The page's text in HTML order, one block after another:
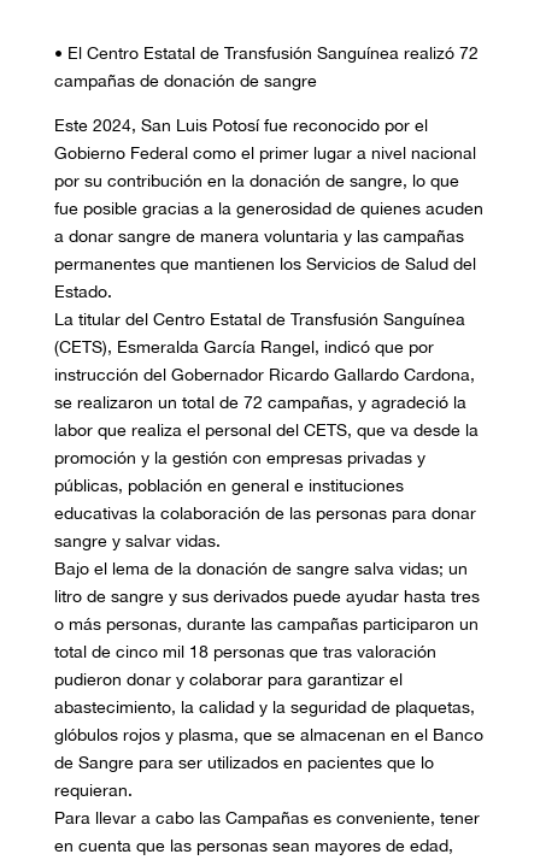
• El Centro Estatal de Transfusión Sanguínea realizó 72
campañas de donación de sangre
Este 2024, San Luis Potosí fue reconocido por el
Gobierno Federal como el primer lugar a nivel nacional
por su contribución en la donación de sangre, lo que
fue posible gracias a la generosidad de quienes acuden
a donar sangre de manera voluntaria y las campañas
permanentes que mantienen los Servicios de Salud del
Estado.
La titular del Centro Estatal de Transfusión Sanguínea
(CETS), Esmeralda García Rangel, indicó que por
instrucción del Gobernador Ricardo Gallardo Cardona,
se realizaron un total de 72 campañas, y agradeció la
labor que realiza el personal del CETS, que va desde la
promoción y la gestión con empresas privadas y
públicas, población en general e instituciones
educativas la colaboración de las personas para donar
sangre y salvar vidas.
Bajo el lema de la donación de sangre salva vidas; un
litro de sangre y sus derivados puede ayudar hasta tres
o más personas, durante las campañas participaron un
total de cinco mil 18 personas que tras valoración
pudieron donar y colaborar para garantizar el
abastecimiento, la calidad y la seguridad de plaquetas,
glóbulos rojos y plasma, que se almacenan en el Banco
de Sangre para ser utilizados en pacientes que lo
requieran.
Para llevar a cabo las Campañas es conveniente, tener
en cuenta que las personas sean mayores de edad,